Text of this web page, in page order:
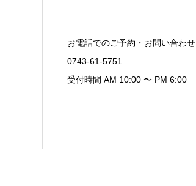
お電話でのご予約・お問い合わせ
0743-61-5751
受付時間 AM 10:00 〜 PM 6:00